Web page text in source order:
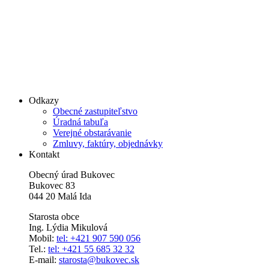
Odkazy
Obecné zastupiteľstvo
Úradná tabuľa
Verejné obstarávanie
Zmluvy, faktúry, objednávky
Kontakt
Obecný úrad Bukovec
Bukovec 83
044 20 Malá Ida
Starosta obce
Ing. Lýdia Mikulová
Mobil: tel: +421 907 590 056
Tel.: tel: +421 55 685 32 32
E-mail: starosta@bukovec.sk